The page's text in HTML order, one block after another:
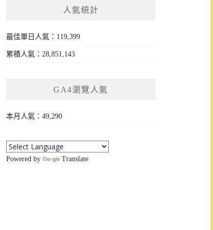
人氣統計
最佳單日人氣：119,399
累積人氣：28,851,143
GA4瀏覽人氣
本月人氣：49,290
Powered by Translate